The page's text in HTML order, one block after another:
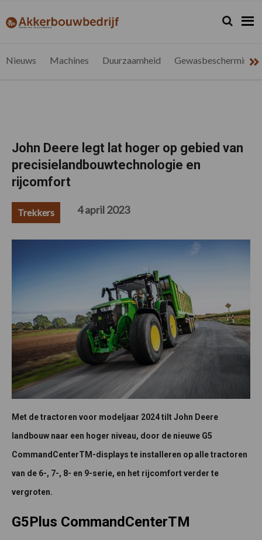
de
de
de
de
akkerbouwbedrijf.be
Nieuws
Zoeken...
Zoek
Nieuws Machines Duurzaamheid Gewasbescherming
John Deere legt lat hoger op gebied van
precisielandbouwtechnologie en
rijcomfort
Trekkers 4 april 2023
Met de tractoren voor modeljaar 2024 tilt John Deere
landbouw naar een hoger niveau, door de nieuwe G5
CommandCenterTM-displays te installeren op alle tractoren
van de 6-, 7-, 8- en 9-serie, en het rijcomfort verder te
vergroten.
G5Plus CommandCenterTM